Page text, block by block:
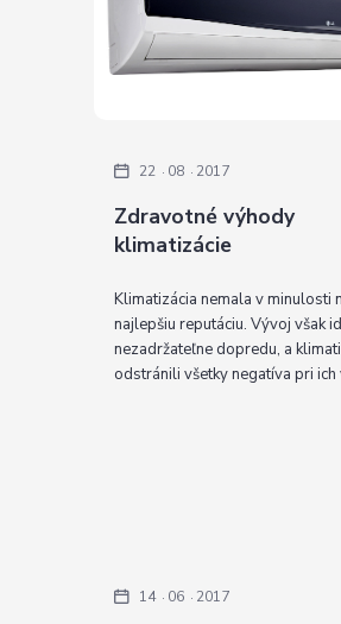
Zdravotné výhody
klimatizácie
22 08 2017
Klimatizácia nemala v minulosti
najlepšiu reputáciu. Vývoj však
nezadržateľne dopredu, a
odstránili všetky negatíva pri ich
14 06 2017